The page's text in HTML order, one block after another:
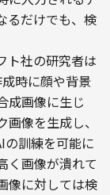
るだけでも、検
ト社の研究者は
時に顔や背景
成画像に生じ
像を生成し、
の訓練を可能に
く画像が潰れて
像に対しては検